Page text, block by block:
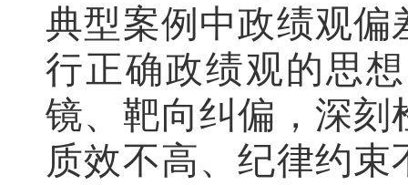
典型案例中政绩观偏
行正确政绩观的思
镜、靶向纠偏，深刻
质效不高、纪律约